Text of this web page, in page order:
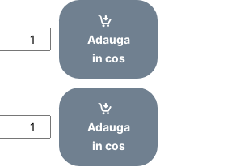
Adauga
in cos
Adauga
in cos